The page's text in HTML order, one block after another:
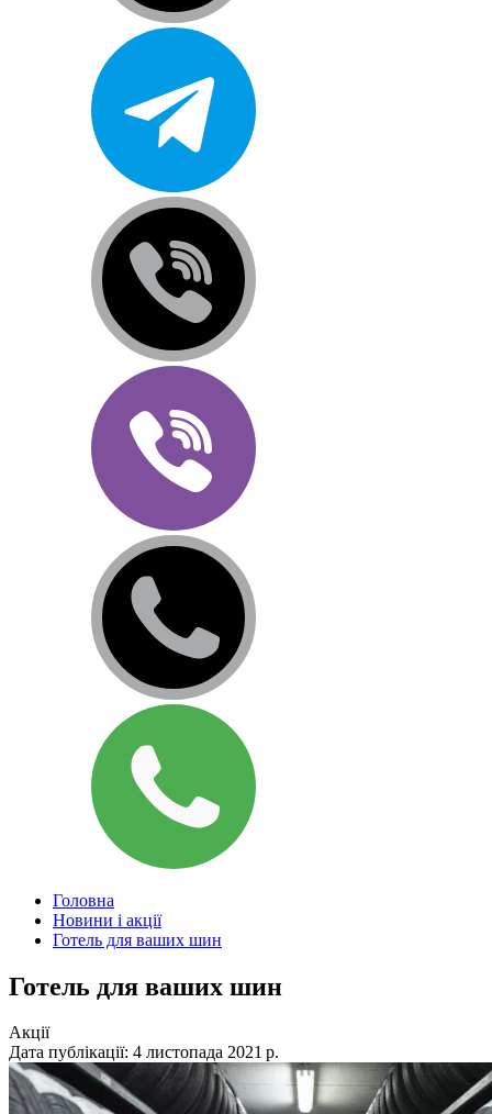
Головна
Новини і акції
Готель для ваших шин
Готель для ваших шин
Акції
Дата публікації: 4 листопада 2021 р.